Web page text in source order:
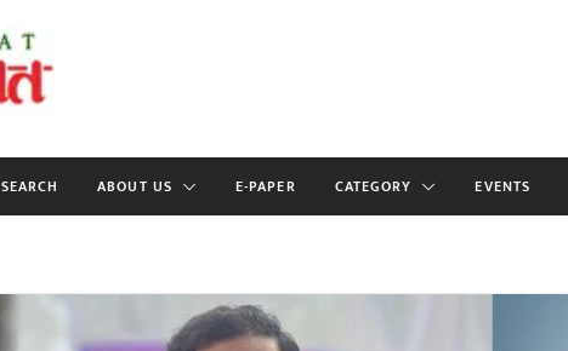
SEARCH ABOUT US E-PAPER CATEGORY EVENTS